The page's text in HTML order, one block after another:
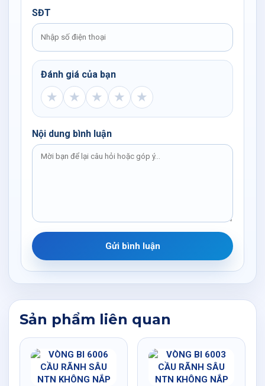
SĐT
Đánh giá của bạn
★ ★ ★ ★ ★
Nội dung bình luận
Gửi bình luận
Sản phẩm liên quan